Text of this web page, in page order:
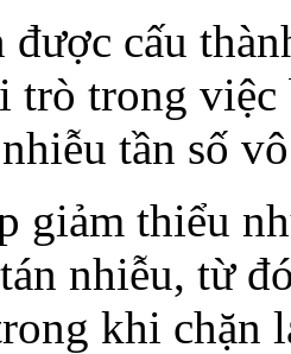
được cấu
trò trong
tần số
giảm thiểu
nhiễu, từ
khi chặn